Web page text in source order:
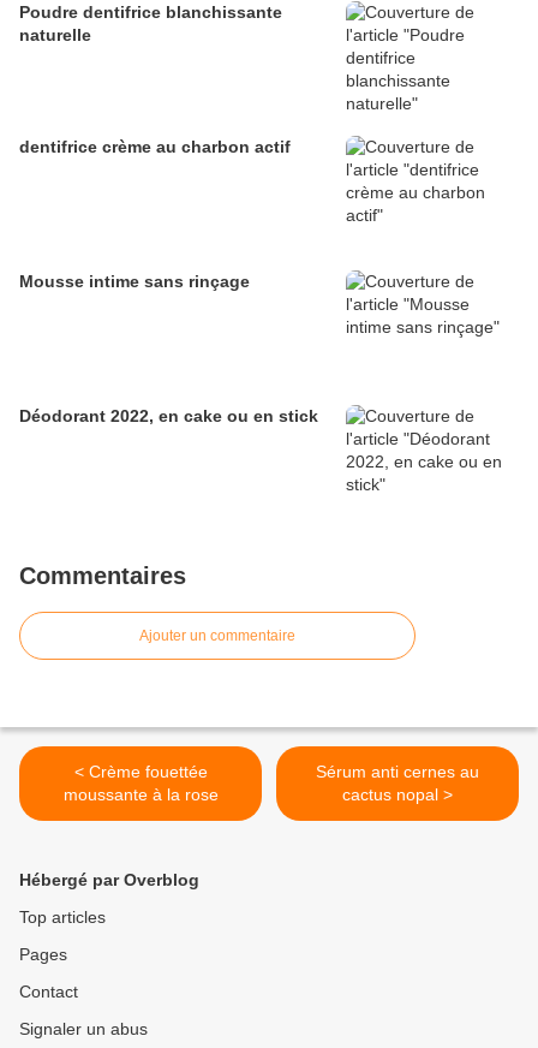
Poudre dentifrice blanchissante
naturelle
dentifrice crème au charbon actif
Mousse intime sans rinçage
Déodorant 2022, en cake ou en stick
Commentaires
Ajouter un commentaire
< Crème fouettée
moussante à la rose
Sérum anti cernes au
cactus nopal >
Hébergé par Overblog
Top articles
Pages
Contact
Signaler un abus